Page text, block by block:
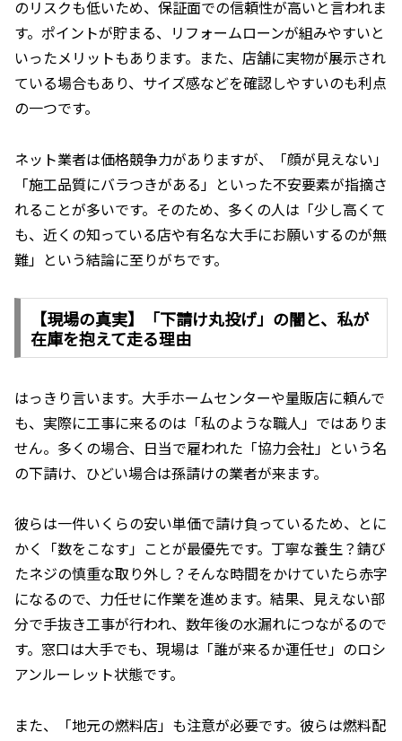
のリスクも低いため、保証面での信頼性が高いと言われま
す。ポイントが貯まる、リフォームローンが組みやすいと
いったメリットもあります。また、店舗に実物が展示され
ている場合もあり、サイズ感などを確認しやすいのも利点
の一つです。
ネット業者は価格競争力がありますが、「顔が見えない」
「施工品質にバラつきがある」といった不安要素が指摘さ
れることが多いです。そのため、多くの人は「少し高くて
も、近くの知っている店や有名な大手にお願いするのが無
難」という結論に至りがちです。
【現場の真実】「下請け丸投げ」の闇と、私が
在庫を抱えて走る理由
はっきり言います。大手ホームセンターや量販店に頼んで
も、実際に工事に来るのは「私のような職人」ではありま
せん。多くの場合、日当で雇われた「協力会社」という名
の下請け、ひどい場合は孫請けの業者が来ます。
彼らは一件いくらの安い単価で請け負っているため、とに
かく「数をこなす」ことが最優先です。丁寧な養生？錆び
たネジの慎重な取り外し？そんな時間をかけていたら赤字
になるので、力任せに作業を進めます。結果、見えない部
分で手抜き工事が行われ、数年後の水漏れにつながるので
す。窓口は大手でも、現場は「誰が来るか運任せ」のロシ
アンルーレット状態です。
また、「地元の燃料店」も注意が必要です。彼らは燃料配